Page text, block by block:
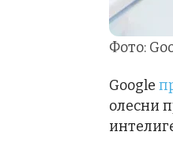
Фото:
Google
олесни